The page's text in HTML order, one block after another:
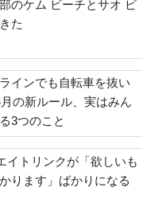
のケム ビーチとサオ ビ
た
インでも自転車を抜い
の新ルール、実はみん
3つのこと
イトリンクが「欲しいも
ります」ばかりになる